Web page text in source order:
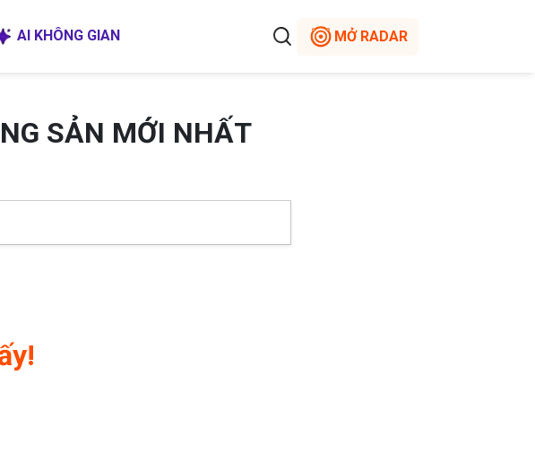
AI KHÔNG GIAN MỞ RADAR
SẢN MỚI NHẤT